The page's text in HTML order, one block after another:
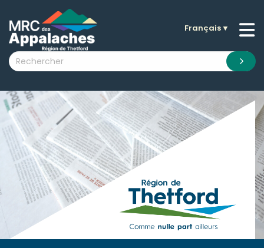
submenu (La MRC )
submenu (Citoyens )
submenu (Visiteurs )
submenu (Nouvelles )
submenu (Documentation )
Français▼